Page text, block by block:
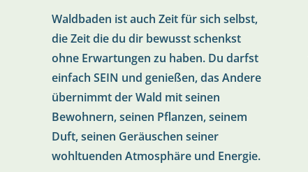
Waldbaden ist auch Zeit für sich selbst,
die Zeit die du dir bewusst schenkst
ohne Erwartungen zu haben. Du darfst
einfach SEIN und genießen, das Andere
übernimmt der Wald mit seinen
Bewohnern, seinen Pflanzen, seinem
Duft, seinen Geräuschen seiner
wohltuenden Atmosphäre und Energie.